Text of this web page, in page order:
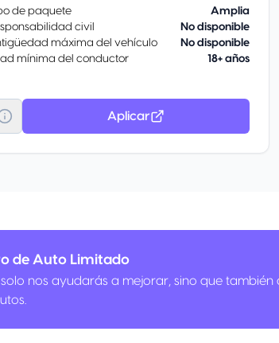
de paquete
Amplia
civil
No disponible
máxima del vehículo
No disponible
mínima del conductor
18+ años
Aplicar
de Auto Limitado
nos ayudarás a mejorar, sino que